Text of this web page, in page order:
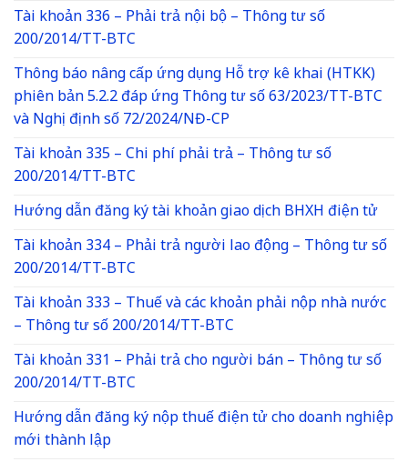
Tài khoản 336 – Phải trả nội bộ – Thông tư số
200/2014/TT-BTC
Thông báo nâng cấp ứng dụng Hỗ trợ kê khai (HTKK)
phiên bản 5.2.2 đáp ứng Thông tư số 63/2023/TT-BTC
và Nghị định số 72/2024/NĐ-CP
Tài khoản 335 – Chi phí phải trả – Thông tư số
200/2014/TT-BTC
Hướng dẫn đăng ký tài khoản giao dịch BHXH điện tử
Tài khoản 334 – Phải trả người lao động – Thông tư số
200/2014/TT-BTC
Tài khoản 333 – Thuế và các khoản phải nộp nhà nước
– Thông tư số 200/2014/TT-BTC
Tài khoản 331 – Phải trả cho người bán – Thông tư số
200/2014/TT-BTC
Hướng dẫn đăng ký nộp thuế điện tử cho doanh nghiệp
mới thành lập